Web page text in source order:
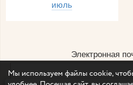
июль
Электронная
Мы используем файлы cookie,